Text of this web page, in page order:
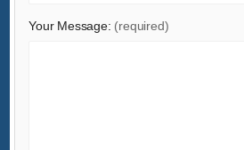
Your Message: (required)